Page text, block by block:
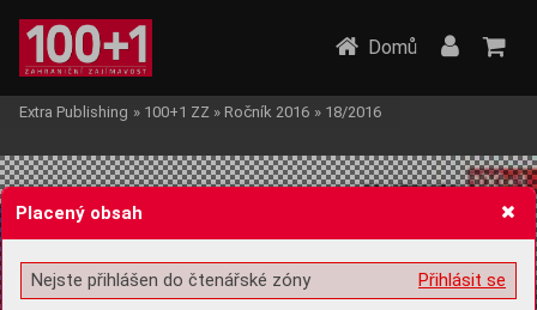
Domů
Extra Publishing » 100+1 ZZ » Ročník 2016 » 18/2016
Placený obsah
Přihlásit se
Nejste přihlášen do čtenářské zóny